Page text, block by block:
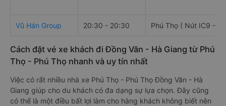
Vũ Hán Group 20:30 - 20:30 Phú Thọ ( Nút IC9 -
Cách đặt vé xe khách đi Đồng Văn - Hà Giang từ Phú
Thọ - Phú Thọ nhanh và uy tín nhất
Việc có rất nhiều nhà xe Phú Thọ - Phú Thọ Đồng Văn - Hà
Giang giúp cho du khách có đa dạng sự lựa chọn. Đây cũng
có thể là một điều bất lợi làm cho hàng khách không biết nên